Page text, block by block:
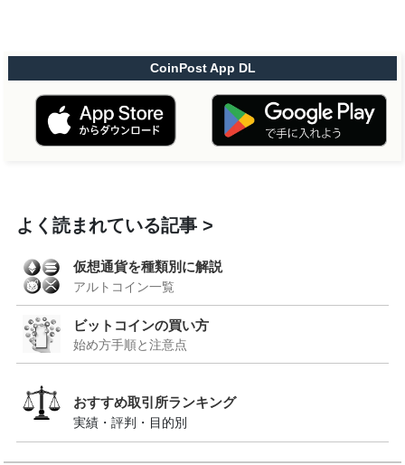
CoinPost App DL
よく読まれている記事
仮想通貨を種類別に解説
アルトコイン一覧
ビットコインの買い方
始め方手順と注意点
おすすめ取引所ランキング
実績・評判・目的別